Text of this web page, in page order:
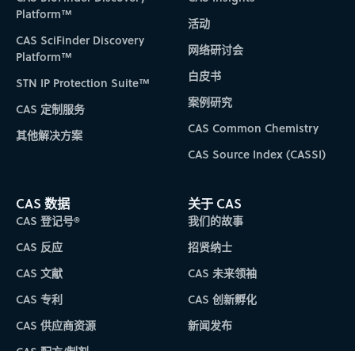
Platform™
CAS SciFinder Discovery
Platform™
STN IP Protection Suite™
CAS 定制服务
其他解决方案
活动
网络研讨会
白皮书
案例研究
CAS Common Chemistry
CAS Source Index (CASSI)
CAS 数据
CAS 登记号®
CAS 反应
CAS 文献
CAS 专利
CAS 供应商资源
关于 CAS
我们的故事
招贤纳士
CAS 未来领袖
CAS 创新孵化
新闻发布